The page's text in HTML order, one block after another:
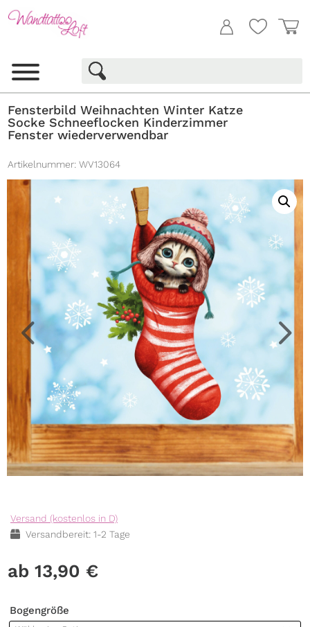
Fensterbild Weihnachten Winter Katze
Socke Schneeflocken Kinderzimmer
Fenster wiederverwendbar
Artikelnummer: WV13064
Versand (kostenlos in D)
Versandbereit: 1-2 Tage
13,90 €
Bogengröße